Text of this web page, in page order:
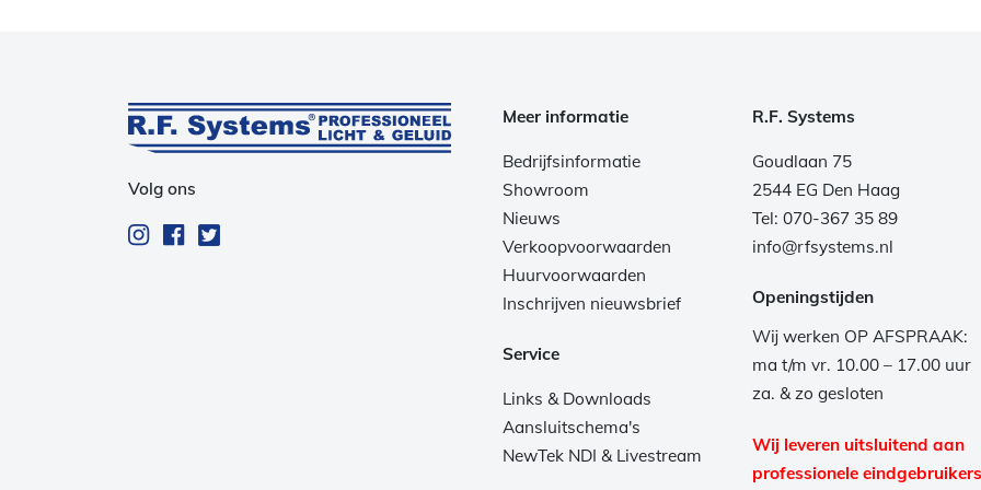
Volg ons
Meer informatie
Bedrijfsinformatie
Showroom
Nieuws
Verkoopvoorwaarden
Huurvoorwaarden
Inschrijven nieuwsbrief
Service
Links & Downloads
Aansluitschema's
NewTek NDI & Livestream
R.F. Systems
Goudlaan 75
2544 EG Den Haag
Tel: 070-367 35 89
info@rfsystems.nl
Openingstijden
Wij werken OP AFSPRAAK:
ma t/m vr. 10.00 – 17.00 uur
za. & zo gesloten
Wij leveren uitsluitend aan
professionele